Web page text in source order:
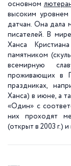
основном
высоким уровнем
датчан. Она дала
писателей. В
Ханса
памятником
всемирную
проживающих в
праздниках,
Ханса) в июне, а
«Oдин» с
них проходят
(открыт в 2003 г.) и